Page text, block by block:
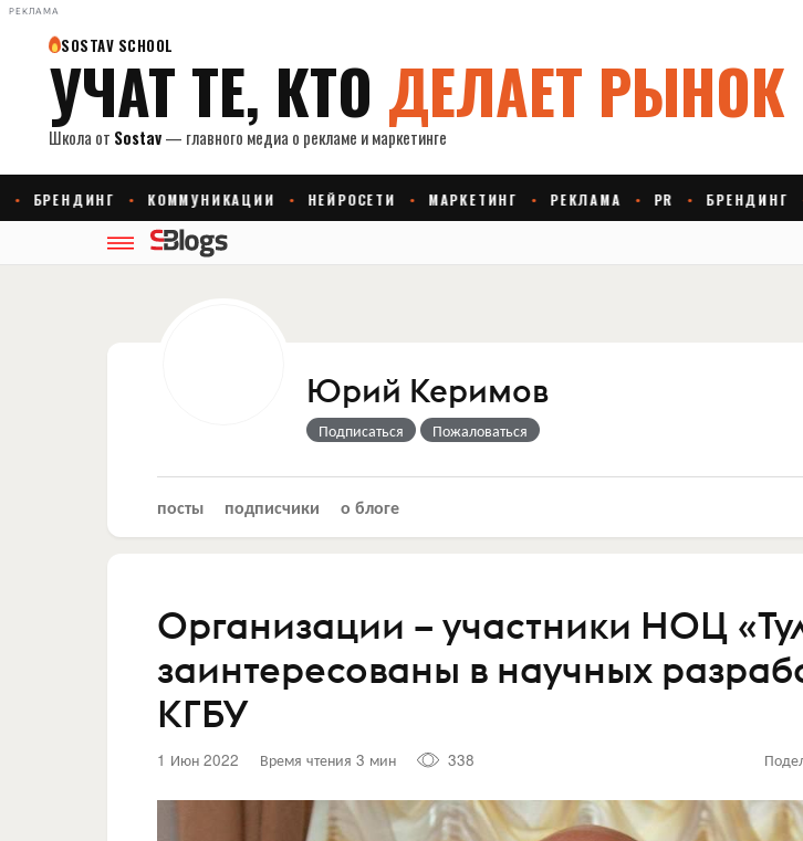
РЕКЛАМА
Юрий Керимов
Подписаться Пожаловаться
посты подписчики о блоге
Организации – участники НОЦ
заинтересованы в научных
КГБУ
1 Июн 2022 Время чтения 3 мин 338